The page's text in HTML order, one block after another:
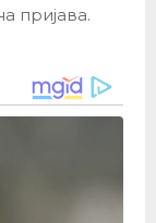
пријава.